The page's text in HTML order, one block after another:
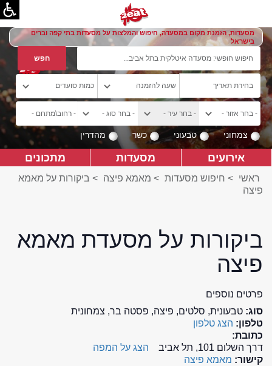
מסעדות, הזמנת מקום במסעדה, חיפוש והמלצות על מסעדות בתי קפה וברים
בישראל
צמחוני טבעוני כשר מהדרין
אירועים מסעדות מתכונים
ראשי > חיפוש מסעדות > מאמא פיצה > ביקורות על מאמא
פיצה
ביקורות על מסעדת מאמא
פיצה
פרטים נוספים
סוג: טבעונית, סלטים, פיצה, פסטה בר, צמחונית
טלפון: הצג טלפון
כתובת:
דרך השלום 101, תל אביב
הצג על המפה
קישור: מאמא פיצה